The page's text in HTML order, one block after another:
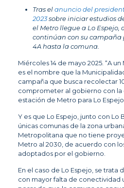
Tras elanuncio del
2023sobre iniciar estudios
el Metro llegue a Lo Espejo,
continúan con su
4A hasta la comuna.
Miércoles 14 de mayo 2025. “A
es el nombre que la
campaña que busca recolectar
comprometer al gobierno con la
estación de Metro para Lo Espejo.
Y es que Lo Espejo, junto con Lo
únicas comunas de la zona
Metropolitana que no tiene
Metro al 2030, de acuerdo con
adoptados por el gobierno.
En el caso de Lo Espejo, se trata
con mayor falta de conectividad